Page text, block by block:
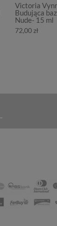
Victoria
Budująca
Nude- 15 ml
72,00 zł